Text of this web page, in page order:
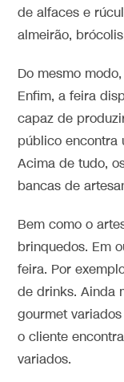
de alfaces e
almeirão,
Do mesmo
Enfim, a feira
capaz de
público encontra
Acima de tudo,
bancas de
Bem como o
brinquedos. Em
feira. Por
de drinks. Ainda
gourmet
o cliente
variados.